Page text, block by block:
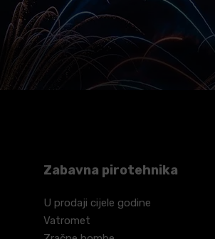
Zabavna pirotehnika
U prodaji cijele godine
Vatromet